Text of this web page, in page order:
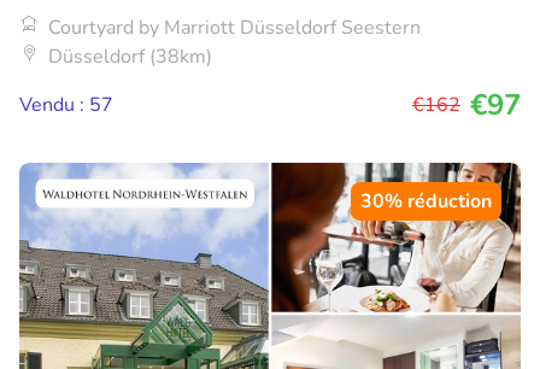
Courtyard by Marriott Düsseldorf Seestern
Düsseldorf (38km)
Vendu : 57
€162 €97
30% réduction